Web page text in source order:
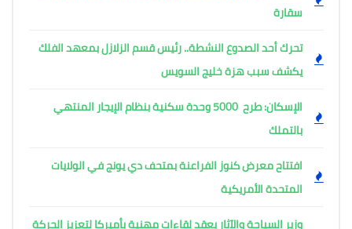
سقارة
تحرك أحد الصدوع النشطة.. رئيس قسم الزلازل بمعهد الفلك
يكشف سبب هزة خليج السويس
الإسكان: طرح 5000 وحدة سكنية بنظام الإيجار المنتهي
بالتملك
افتتاح معرض كنوز الفراعنة بمتحف دي يونج في الولايات
المتحدة الأمريكية
وزير السياحة والآثار يعقد لقاءات مهنية بأميركا لتعزيز الحركة